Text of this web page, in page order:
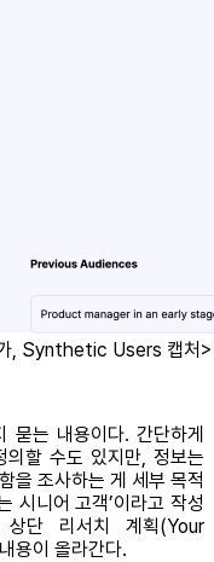
, Synthetic Users 캡처>
묻는 내용이다. 간단하게
의할 수도 있지만, 정보는
을 조사하는 게 세부 목적
시니어 고객’이라고 작성
단 리서치 계획(Your
용이 올라간다.